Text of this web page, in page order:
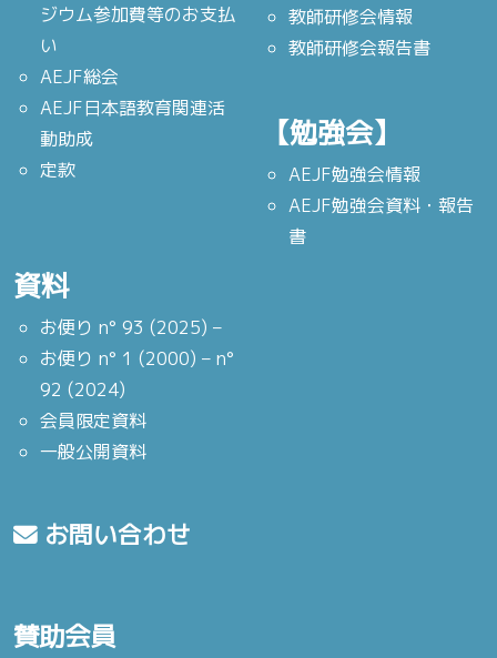
ジウム参加費等のお支払
い
AEJF総会
AEJF日本語教育関連活
動助成
定款
教師研修会情報
教師研修会報告書
【勉強会】
AEJF勉強会情報
AEJF勉強会資料・報告
書
資料
お便り n° 93 (2025) –
お便り n° 1 (2000) – n°
92 (2024)
会員限定資料
一般公開資料
お問い合わせ
賛助会員